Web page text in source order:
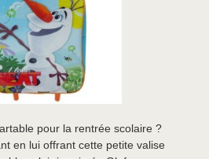
pour la rentrée scolaire ?
en lui offrant cette petite valise